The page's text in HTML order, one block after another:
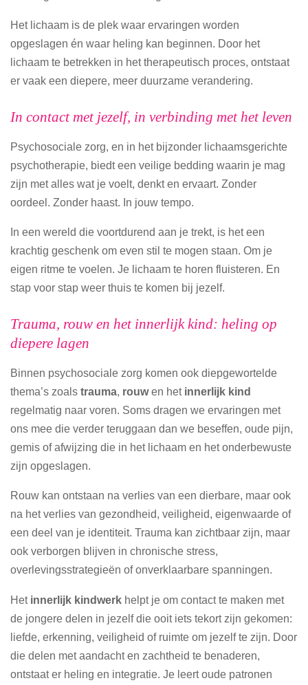
Het lichaam is de plek waar ervaringen worden
opgeslagen én waar heling kan beginnen. Door het
lichaam te betrekken in het therapeutisch proces, ontstaat
er vaak een diepere, meer duurzame verandering.
In contact met jezelf, in verbinding met het leven
Psychosociale zorg, en in het bijzonder lichaamsgerichte
psychotherapie, biedt een veilige bedding waarin je mag
zijn met alles wat je voelt, denkt en ervaart. Zonder
oordeel. Zonder haast. In jouw tempo.
In een wereld die voortdurend aan je trekt, is het een
krachtig geschenk om even stil te mogen staan. Om je
eigen ritme te voelen. Je lichaam te horen fluisteren. En
stap voor stap weer thuis te komen bij jezelf.
Trauma, rouw en het innerlijk kind: heling op
diepere lagen
Binnen psychosociale zorg komen ook diepgewortelde
thema’s zoals trauma, rouwen het innerlijk kind
regelmatig naar voren. Soms dragen we ervaringen met
ons mee die verder teruggaan dan we beseffen, oude pijn,
gemis of afwijzing die in het lichaam en het onderbewuste
zijn opgeslagen.
Rouw kan ontstaan na verlies van een dierbare, maar ook
na het verlies van gezondheid, veiligheid, eigenwaarde of
een deel van je identiteit. Trauma kan zichtbaar zijn, maar
ook verborgen blijven in chronische stress,
overlevingsstrategieën of onverklaarbare spanningen.
Het innerlijk kindwerk helpt je om contact te maken met
de jongere delen in jezelf die ooit iets tekort zijn gekomen:
liefde, erkenning, veiligheid of ruimte om jezelf te zijn. Door
die delen met aandacht en zachtheid te benaderen,
ontstaat er heling en integratie. Je leert oude patronen